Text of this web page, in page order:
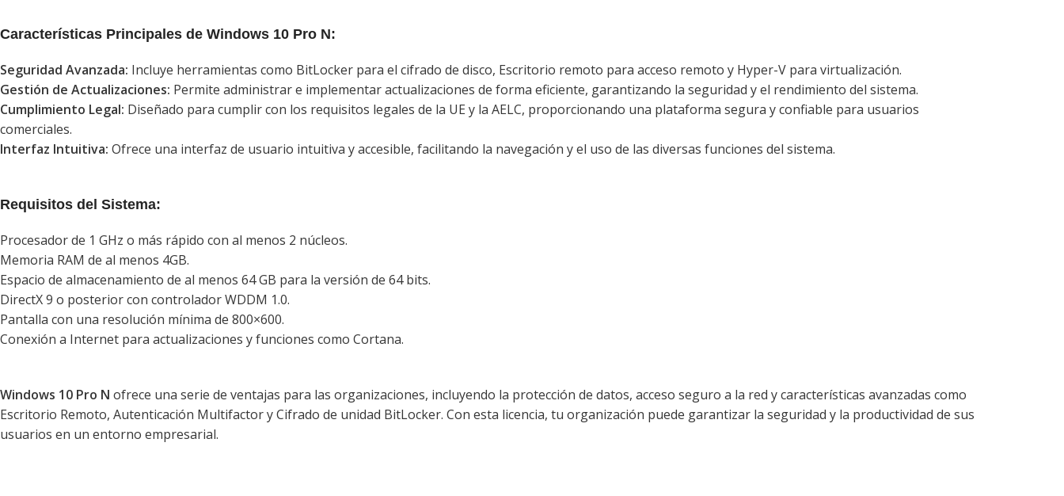
Características Principales de Windows 10 Pro N:
Seguridad Avanzada: Incluye herramientas como BitLocker para el cifrado de disco, Escritorio remoto para acceso remoto y Hyper-V para virtualización.
Gestión de Actualizaciones: Permite administrar e implementar actualizaciones de forma eficiente, garantizando la seguridad y el rendimiento del sistema.
Cumplimiento Legal: Diseñado para cumplir con los requisitos legales de la UE y la AELC, proporcionando una plataforma segura y confiable para usuarios
comerciales.
Interfaz Intuitiva: Ofrece una interfaz de usuario intuitiva y accesible, facilitando la navegación y el uso de las diversas funciones del sistema.
Requisitos del Sistema:
Procesador de 1 GHz o más rápido con al menos 2 núcleos.
Memoria RAM de al menos 4GB.
Espacio de almacenamiento de al menos 64 GB para la versión de 64 bits.
DirectX 9 o posterior con controlador WDDM 1.0.
Pantalla con una resolución mínima de 800×600.
Conexión a Internet para actualizaciones y funciones como Cortana.
Windows 10 Pro N ofrece una serie de ventajas para las organizaciones, incluyendo la protección de datos, acceso seguro a la red y características avanzadas como
Escritorio Remoto, Autenticación Multifactor y Cifrado de unidad BitLocker. Con esta licencia, tu organización puede garantizar la seguridad y la productividad de sus
usuarios en un entorno empresarial.